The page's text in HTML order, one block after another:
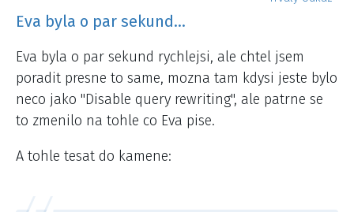
Eva byla o par sekund…
Eva byla o par sekund rychlejsi, ale chtel jsem
poradit presne to same, mozna tam kdysi jeste bylo
neco jako "Disable query rewriting", ale patrne se
to zmenilo na tohle co Eva pise.
A tohle tesat do kamene: